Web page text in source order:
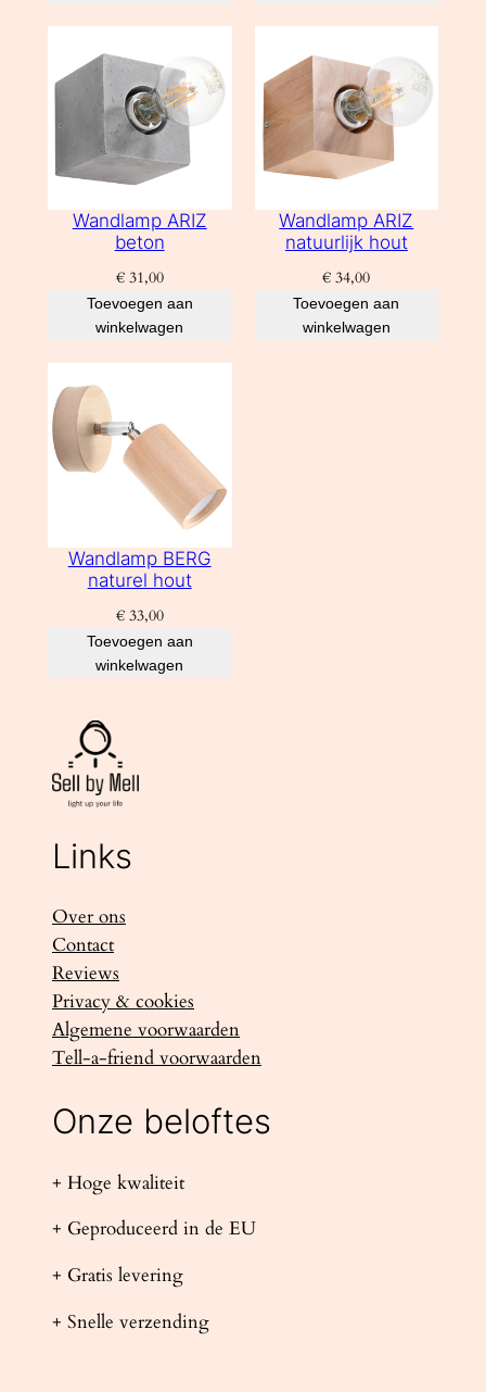
Wandlamp ARIZ
beton
€31,00
Toevoegen aan
winkelwagen
Wandlamp ARIZ
natuurlijk hout
€ 34,00
Toevoegen aan
winkelwagen
Wandlamp BERG
naturel hout
€33,00
Toevoegen aan
winkelwagen
Links
Over ons
Contact
Reviews
Privacy & cookies
Algemene voorwaarden
Tell-a-friend voorwaarden
Onze beloftes
+ Hoge kwaliteit
+ Geproduceerd in de EU
+ Gratis levering
+ Snelle verzending